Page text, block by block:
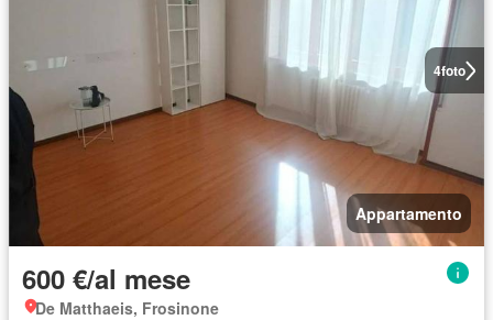
4foto
Appartamento
600 €/al mese
De Matthaeis, Frosinone